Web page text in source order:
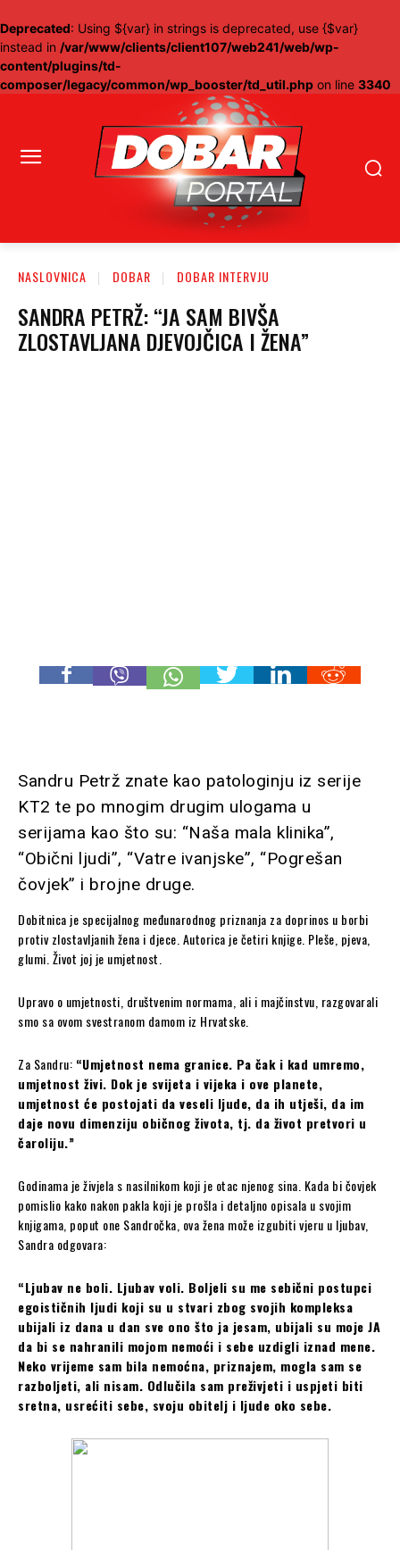
Deprecated: Using ${var} in strings is deprecated, use {$var}
instead in /var/www/clients/client107/web241/web/wp-
content/plugins/td-
composer/legacy/common/wp_booster/td_util.php on line 3340
NASLOVNICA DOBAR DOBAR INTERVJU
SANDRA PETRŽ: “JA SAM BIVŠA
ZLOSTAVLJANA DJEVOJČICA I ŽENA”
Sandru Petrž znate kao patologinju iz serije
KT2 te po mnogim drugim ulogama u
serijama kao što su: “Naša mala klinika”,
“Obični ljudi”, “Vatre ivanjske”, “Pogrešan
čovjek” i brojne druge.
Dobitnica je specijalnog međunarodnog priznanja za doprinos u borbi
protiv zlostavljanih žena i djece. Autorica je četiri knjige. Pleše, pjeva,
glumi. Život joj je umjetnost.
Upravo o umjetnosti, društvenim normama, ali i majčinstvu, razgovarali
smo sa ovom svestranom damom iz Hrvatske.
Za Sandru: “Umjetnost nema granice. Pa čak i kad umremo,
umjetnost živi. Dok je svijeta i vijeka i ove planete,
umjetnost će postojati da veseli ljude, da ih utješi, da im
daje novu dimenziju običnog života, tj. da život pretvori u
čaroliju.”
Godinama je živjela s nasilnikom koji je otac njenog sina. Kada bi čovjek
pomislio kako nakon pakla koji je prošla i detaljno opisala u svojim
knjigama, poput one Sandročka, ova žena može izgubiti vjeru u ljubav,
Sandra odgovara:
“Ljubav ne boli. Ljubav voli. Boljeli su me sebični postupci
egoističnih ljudi koji su u stvari zbog svojih kompleksa
ubijali iz dana u dan sve ono što ja jesam, ubijali su moje JA
da bi se nahranili mojom nemoći i sebe uzdigli iznad mene.
Neko vrijeme sam bila nemoćna, priznajem, mogla sam se
razboljeti, ali nisam. Odlučila sam preživjeti i uspjeti biti
sretna, usrećiti sebe, svoju obitelj i ljude oko sebe.